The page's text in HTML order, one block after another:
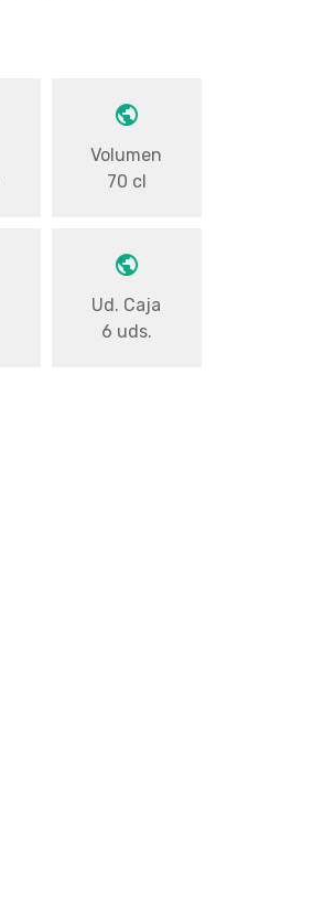
Volumen
70 cl
Ud. Caja
6 uds.